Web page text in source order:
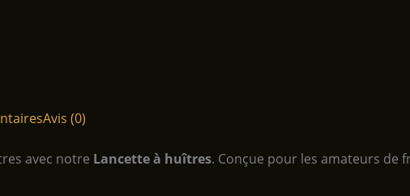
Avis (0)
avec notre Lancette à huîtres. Conçue pour les amateurs de